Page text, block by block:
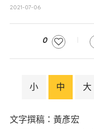
2021-07-06
0
小 中 大
文字撰稿：黃彥宏